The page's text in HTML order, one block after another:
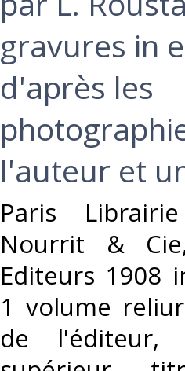
gravures in
d'après les
l'auteur et
‎Paris
Nourrit &
Editeurs 1908
1 volume
de